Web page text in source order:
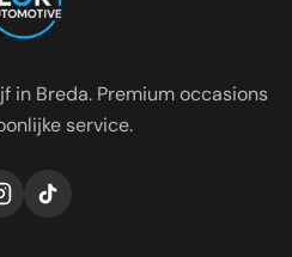
in Breda. Premium occasions
service.